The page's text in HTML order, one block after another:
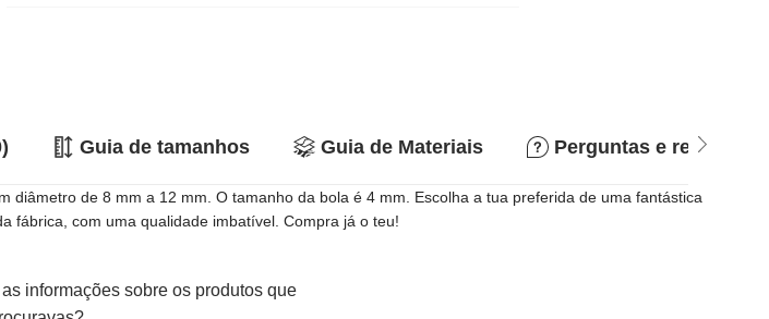
Guia de tamanhos Guia de Materiais Perguntas e respostas
de 8 mm a 12 mm. O tamanho da bola é 4 mm. Escolha a tua preferida de uma fantástica
fábrica, com uma qualidade imbatível. Compra já o teu!
informações sobre os produtos que